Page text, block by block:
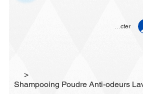
Se connecter
>